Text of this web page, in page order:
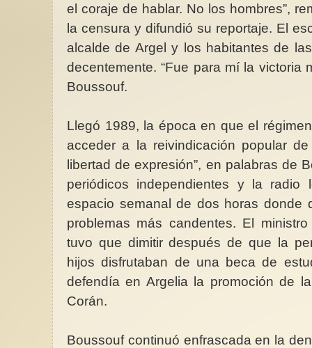
el coraje de hablar. No los hombres”,
la censura y difundió su reportaje. El
alcalde de Argel y los habitantes de
decentemente. “Fue para mí la victoria
Boussouf.
Llegó 1989, la época en que el
acceder a la reivindicación popular
libertad de expresión”, en palabras de
periódicos independientes y la
espacio semanal de dos horas donde
problemas más candentes. El
tuvo que dimitir después de que la
hijos disfrutaban de una beca de
defendía en Argelia la promoción de
Corán.
Boussouf continuó enfrascada en la